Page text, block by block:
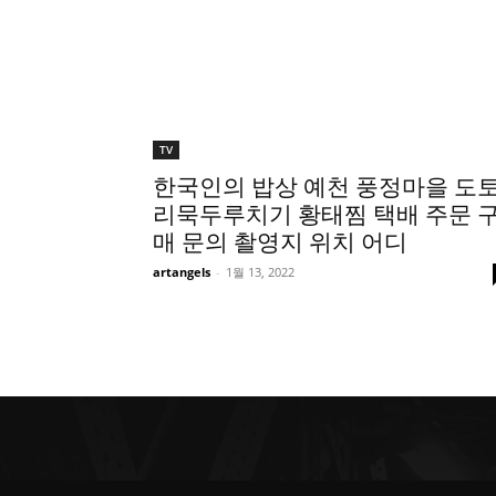
TV
한국인의 밥상 예천 풍정마을 도토
리묵두루치기 황태찜 택배 주문
매 문의 촬영지 위치 어디
artangels - 1월 13, 2022